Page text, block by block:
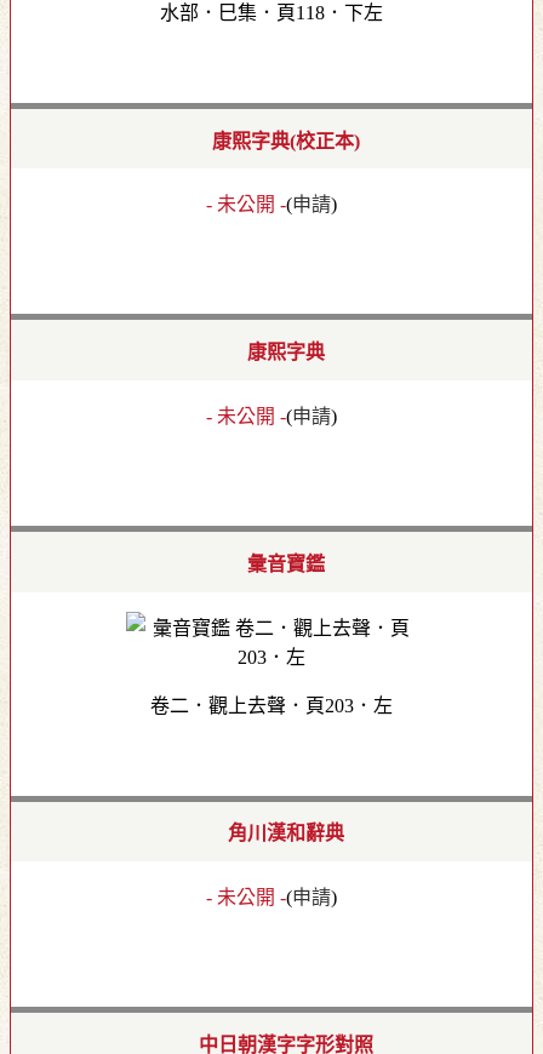
水部．巳集．頁118．下左
康熙字典(校正本)
- 未公開 -(申請)
康熙字典
- 未公開 -(申請)
彙音寶鑑
卷二．觀上去聲．頁203．左
角川漢和辭典
- 未公開 -(申請)
中日朝漢字字形對照